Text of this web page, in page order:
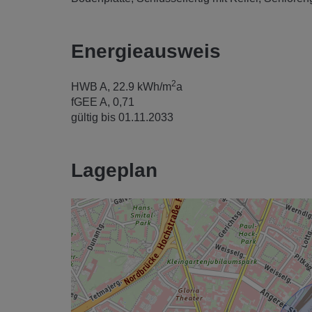
Energieausweis
HWB A, 22.9 kWh/m2a
fGEE A, 0,71
gültig bis 01.11.2033
Lageplan